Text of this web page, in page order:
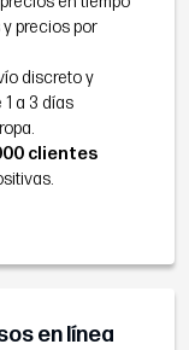
precios por
discreto y
a 3 días
clientes
en línea